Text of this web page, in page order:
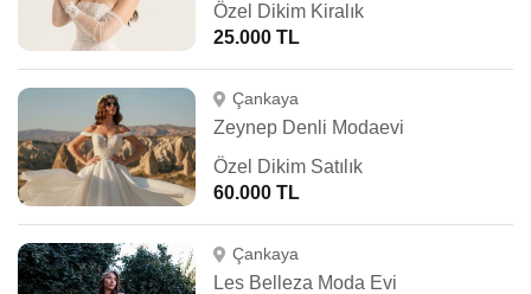
Özel Dikim Kiralık
25.000 TL
Çankaya
Zeynep Denli Modaevi
Özel Dikim Satılık
60.000 TL
Çankaya
Les Belleza Moda Evi